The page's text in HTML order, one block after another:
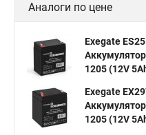
Аналоги по цене
Exegate
1205 (12V
Exegate
1205 (12V